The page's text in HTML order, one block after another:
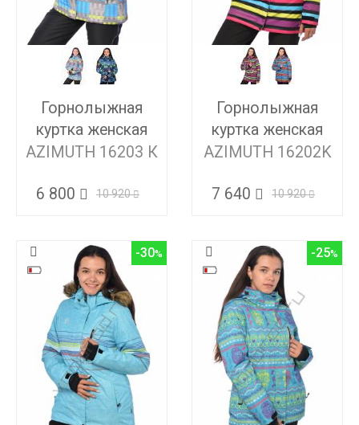
Горнолыжная
куртка женская
AZIMUTH 16203 К
6 800 10 920
Горнолыжная
куртка женская
AZIMUTH 16202K
7 640 10 920
-30 -25